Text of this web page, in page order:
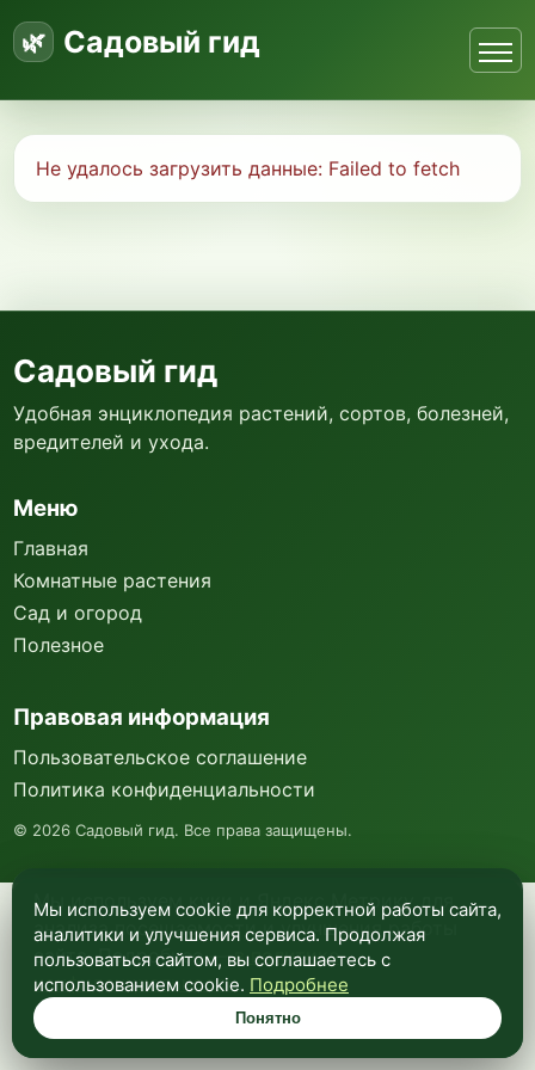
Садовый гид
Не удалось загрузить данные: Failed to fetch
Мы используем куки и Яндекс Метрику для
анализа посещаемости и улучшения работы
сайта. Подробнее —в политике
конфиденциальности.
Понятно
Садовый гид
Удобная энциклопедия растений, сортов, болезней,
вредителей и ухода.
Меню
Главная
Комнатные растения
Сад и огород
Полезное
Правовая информация
Пользовательское соглашение
Политика конфиденциальности
© 2026 Садовый гид. Все права защищены.
Мы используем cookie для корректной работы сайта,
аналитики и улучшения сервиса. Продолжая
пользоваться сайтом, вы соглашаетесь с
использованием cookie. Подробнее
Понятно